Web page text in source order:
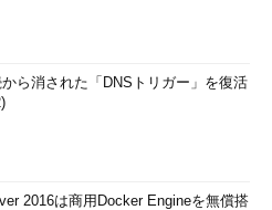
ら消された「DNSトリガー」を復活
2016は商用Docker Engineを無償搭